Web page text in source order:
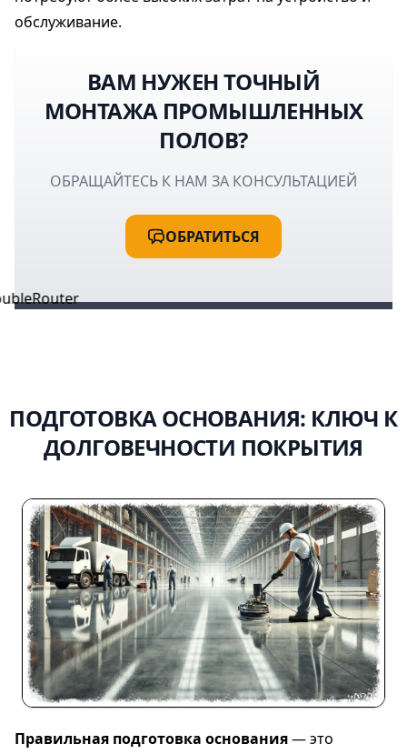
обслуживание.
ВАМ НУЖЕН ТОЧНЫЙ
МОНТАЖА ПРОМЫШЛЕННЫХ
ПОЛОВ?
ОБРАЩАЙТЕСЬ К НАМ ЗА КОНСУЛЬТАЦИЕЙ
ОБРАТИТЬСЯ
ПОДГОТОВКА ОСНОВАНИЯ: КЛЮЧ К
ДОЛГОВЕЧНОСТИ ПОКРЫТИЯ
Правильная подготовка основания— это